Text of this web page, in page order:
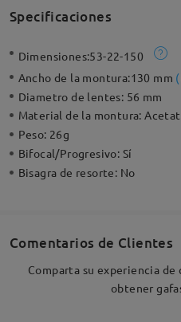
Specificaciones
Dimensiones:53-22-150
Ancho de la montura:130 mm (
Diametro de lentes: 56 mm
Material de la montura:
Peso: 26g
Bifocal/Progresivo: Sí
Bisagra de resorte: No
Comentarios de Clientes
Comparta su experiencia de
obtener